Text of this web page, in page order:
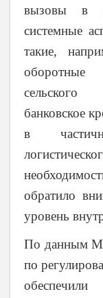
вызовы в
системные
такие,
оборотные
сельского
банковское
в
обратило
уровень
По данным
по